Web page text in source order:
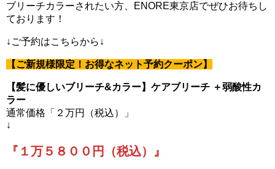
ブリーチカラーされたい方、ENORE東京店でぜひお待ちし
ております！
↓ご予約はこちらから↓
【ご新規様限定！お得なネット予約クーポン】
【髪に優しいブリーチ&カラー】ケアブリーチ ＋弱酸性カ
ラー
通常価格「２万円（税込）」
↓
『１万５８００円（税込）』